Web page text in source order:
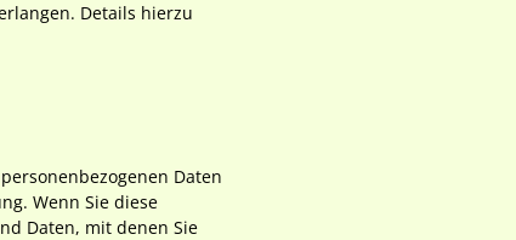
Details hierzu
Daten
Wenn Sie diese
Daten, mit denen Sie